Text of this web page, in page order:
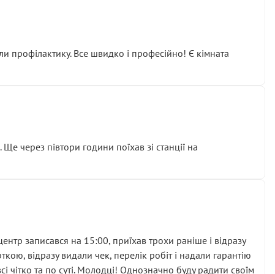
декілька гайок під лобовим склом. Мені
та бажання повертатися.
профілактику. Все швидко і професійно! Є кімната
через півтори години поїхав зі станції на
записався на 15:00, приїхав трохи раніше і відразу
відразу видали чек, перелік робіт і надали гарантію
та по суті. Молодці! Однозначно буду радити своїм